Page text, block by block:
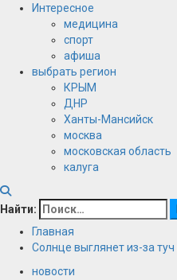
Интересное
медицина
спорт
афиша
выбрать регион
КРЫМ
ДНР
Ханты-Мансийск
москва
московская область
калуга
Найти:
Главная
Солнце выглянет из-за
новости